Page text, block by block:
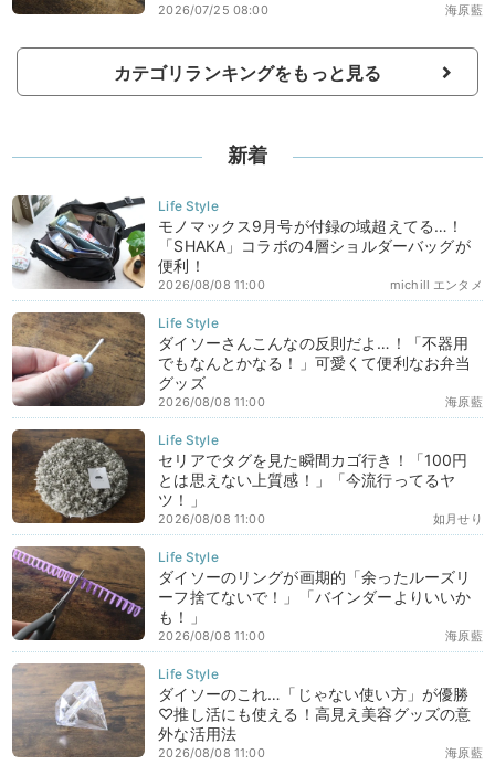
海原藍
2026/07/25 08:00
カテゴリランキングをもっと見る
新着
モノマックス9月号が付録の域超えてる…！
「SHAKA」コラボの4層ショルダーバッグが
便利！
michill エンタメ
2026/08/08 11:00
ダイソーさんこんなの反則だよ…！「不器用
でもなんとかなる！」可愛くて便利なお弁当
グッズ
海原藍
2026/08/08 11:00
セリアでタグを見た瞬間カゴ行き！「100円
とは思えない上質感！」「今流行ってるヤ
ツ！」
如月せり
2026/08/08 11:00
ダイソーのリングが画期的「余ったルーズリ
ーフ捨てないで！」「バインダーよりいいか
も！」
海原藍
2026/08/08 11:00
ダイソーのこれ…「じゃない使い方」が優勝
♡推し活にも使える！高見え美容グッズの意
外な活用法
海原藍
2026/08/08 11:00